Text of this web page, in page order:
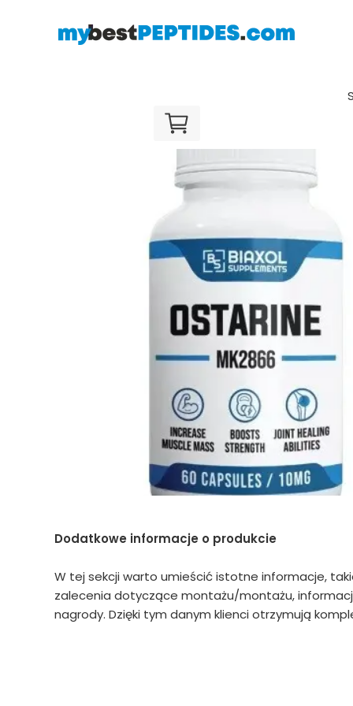
Dodatkowe informacje o produkcie
W tej sekcji warto umieścić istotne informacje,
zalecenia dotyczące montażu/montażu,
nagrody. Dzięki tym danym klienci otrzymują